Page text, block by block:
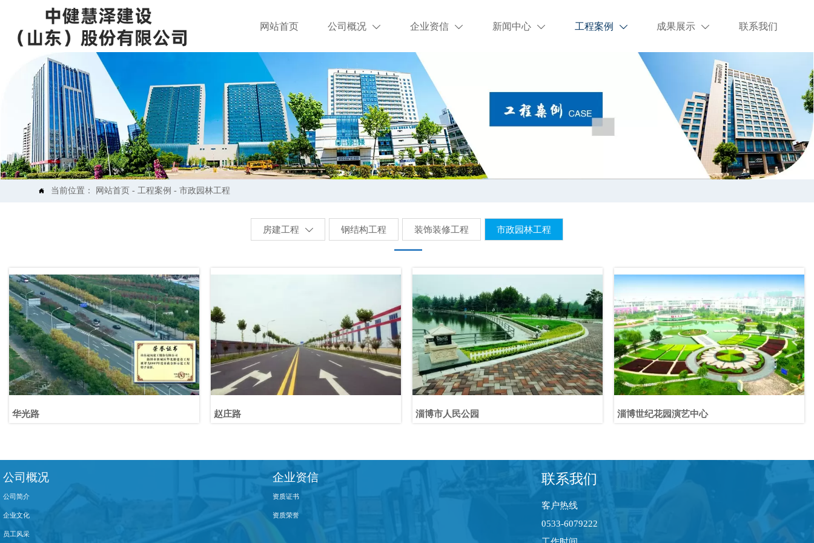
网站首页 公司概况  企业资信  新闻中心  工程案例  成果展示  联系我们
 当前位置： 网站首页- 工程案例 - 市政园林工程
房建工程  钢结构工程 装饰装修工程 市政园林工程
华光路 赵庄路 淄博市人民公园 淄博世纪花园演艺中心
公司概况
公司简介
企业文化
员工风采
企业资信
资质证书
资质荣誉
联系我们
客户热线
0533-6079222